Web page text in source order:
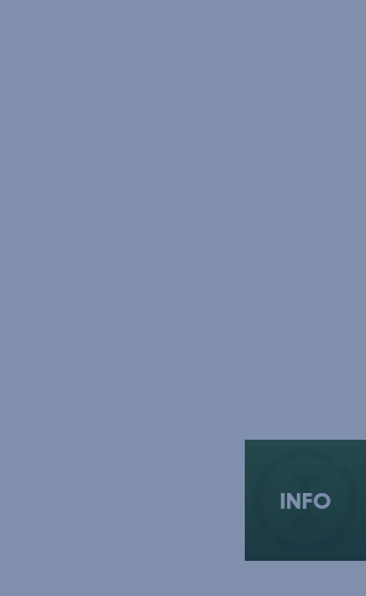
INFO